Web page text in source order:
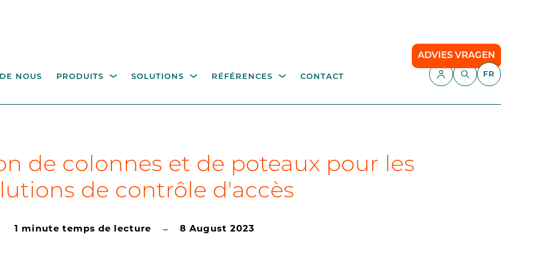
NOUS PRODUITS SOLUTIONS RÉFÉRENCES CONTACT
ADVIES VRAGEN
FR
PIÉTONS
pivotants pleine
de passage
POTEAUX ET
COMPOSANTS
Industrie Gouvernement Camping
de stationnement
l'hôtellerie
Gestion des déchets Gestion du stationnement
de colonnes et de poteaux pour les
de contrôle d'accès
1 minute temps de lecture 8 August 2023